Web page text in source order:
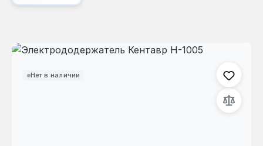
Нет в наличии
Пропустить галерею изображений